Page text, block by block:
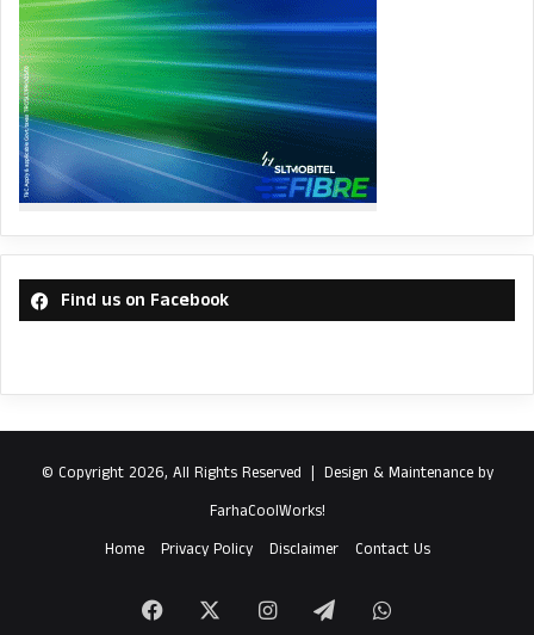
Find us on Facebook
© Copyright 2026, All Rights Reserved | Design & Maintenance by
FarhaCoolWorks!
Home
Privacy Policy Disclaimer Contact Us
Facebook InstagramTelegramWhatsApp